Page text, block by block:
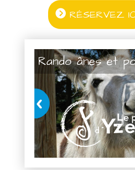
RÉSERVEZ
Rando ânes et